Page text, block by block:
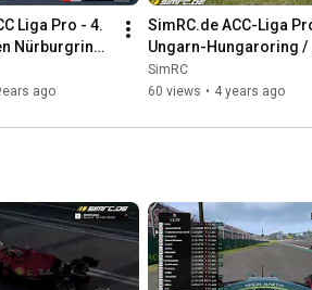
Liga Pro - 4.
Nürburgring -
Uhr
ago
SimRC.de ACC-Liga
Ungarn-Hungaroring /
5.Ligarennen / 18:00 Uhr
SimRC
60 views • 4 years ago